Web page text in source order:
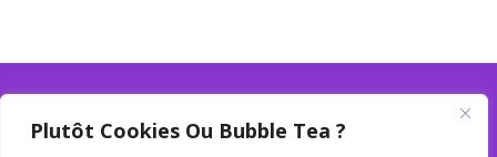
Plutôt Cookies Ou Bubble Tea ?